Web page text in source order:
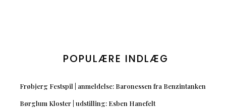
POPULÆRE INDLÆG
Frøbjerg Festspil | anmeldelse: Baronessen fra Benzintanken
Børglum Kloster | udstilling: Esben Hanefelt